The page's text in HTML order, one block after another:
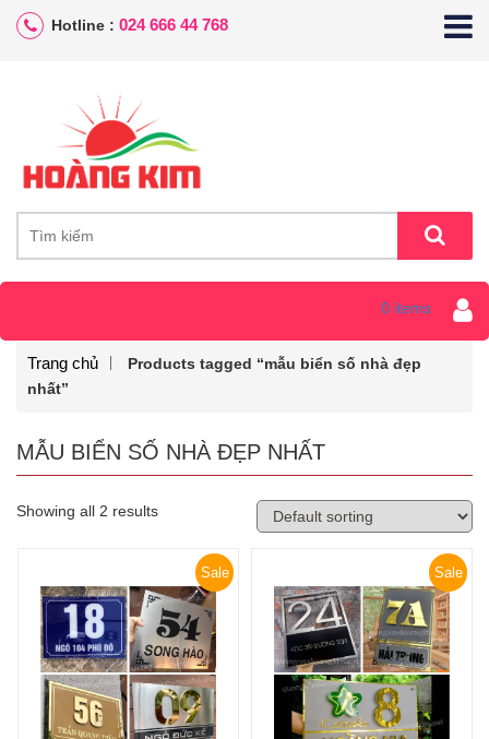
Hotline : 024 666 44 768
0 items
Trang chủ
Products tagged “mẫu biển số nhà đẹp
nhất”
MẪU BIỂN SỐ NHÀ ĐẸP NHẤT
Showing all 2 results
Sale Sale